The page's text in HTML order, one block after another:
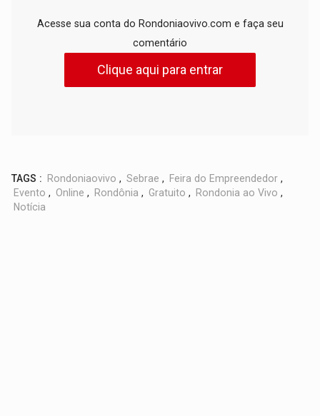
Acesse sua conta do Rondoniaovivo.com e faça seu
comentário
Clique aqui para entrar
TAGS : Rondoniaovivo , Sebrae , Feira do Empreendedor ,
Evento , Online , Rondônia , Gratuito , Rondonia ao Vivo ,
Notícia